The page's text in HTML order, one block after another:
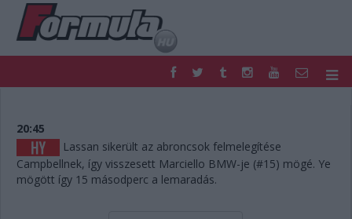
FORMULA
NEMZETKÖZI
HAZAI
RETRO
EGYÉB
PODCAST
SHOP
20:45
Lassan sikerült az abroncsok felmelegítése
Campbellnek, így visszesett Marciello BMW-je (#15) mögé. Ye
mögött így 15 másodperc a lemaradás.